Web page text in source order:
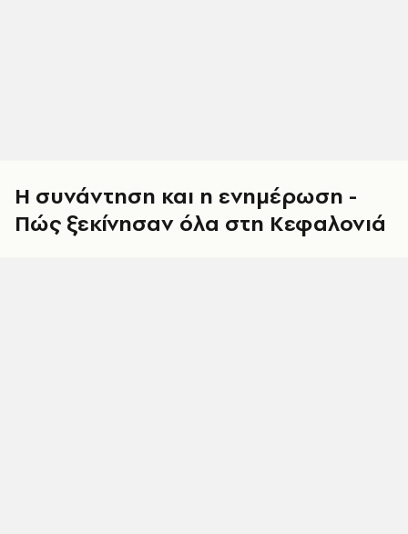
Η συνάντηση και η ενημέρωση -
Πώς ξεκίνησαν όλα στη Κεφαλονιά